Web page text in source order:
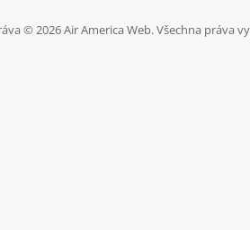
© 2026 Air America Web. Všechna práva